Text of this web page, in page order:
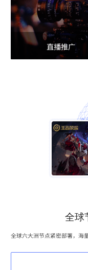
直播推广
全球
全球六大洲节点紧密部署，海